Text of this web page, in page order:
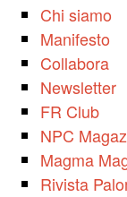
Chi siamo
Manifesto
Collabora
Newsletter
FR Club
NPC
Magma
Rivista